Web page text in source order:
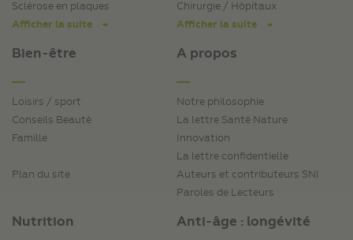
Sclérose en plaques
Afficher la suite
Bien-être
Loisirs / sport
Conseils Beauté
Famille
Plan du site
Chirurgie / Hôpitaux
Afficher la suite
A propos
Notre philosophie
La lettre Santé Nature
Innovation
La lettre confidentielle
Auteurs et contributeurs SNI
Paroles de Lecteurs
Nutrition Anti-âge : longévité